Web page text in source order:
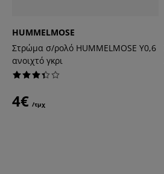
HUMMELMOSE
Στρώμα σ/ρολό HUMMELMOSE Υ0,6
ανοιχτό γκρι
4€ /τμχ